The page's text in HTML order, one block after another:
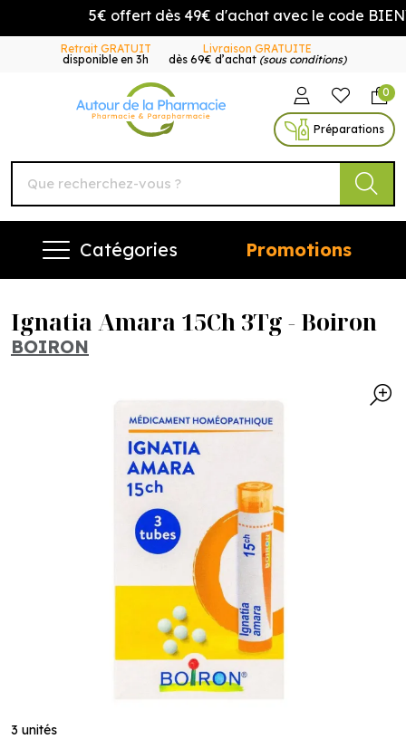
5€ offert dès 49€ d'achat avec le code
Retrait GRATUIT
disponible en 3h
Livraison GRATUITE
dès 69€ d’achat (sous conditions)
Autour de la Pharmacie
0
Préparations
Catégories Promotions
Ignatia Amara 15Ch 3Tg - Boiron
BOIRON
3 unités